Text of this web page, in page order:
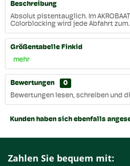
Beschreibung
Absolut pistentauglich. Im
Colorblocking wird jede Abfahrt
Größentabelle Finkid
mehr
Bewertungen
0
Bewertungen lesen, schreiben und
Kunden haben sich ebenfalls
Zahlen Sie bequem mit: